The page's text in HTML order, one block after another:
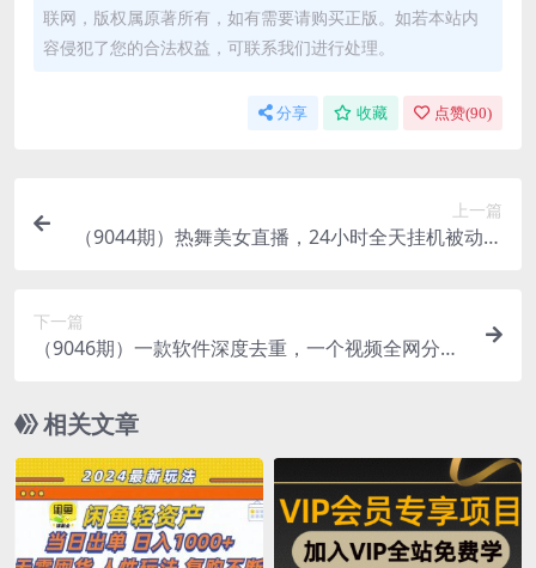
联网，版权属原著所有，如有需要请购买正版。如若本站内
容侵犯了您的合法权益，可联系我们进行处理。
分享 收藏 点赞(90)
上一篇
（9044期）热舞美女直播，24小时全天挂机被动收
下一篇
（9046期）一款软件深度去重，一个视频全网分
相关文章